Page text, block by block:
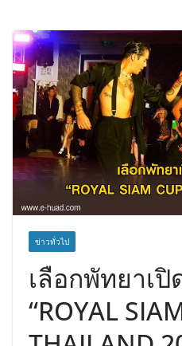
ข่าวทั่วไป
เลือกพัทยาเ
“ROYAL